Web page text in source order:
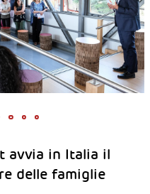
avvia in Italia il
delle famiglie